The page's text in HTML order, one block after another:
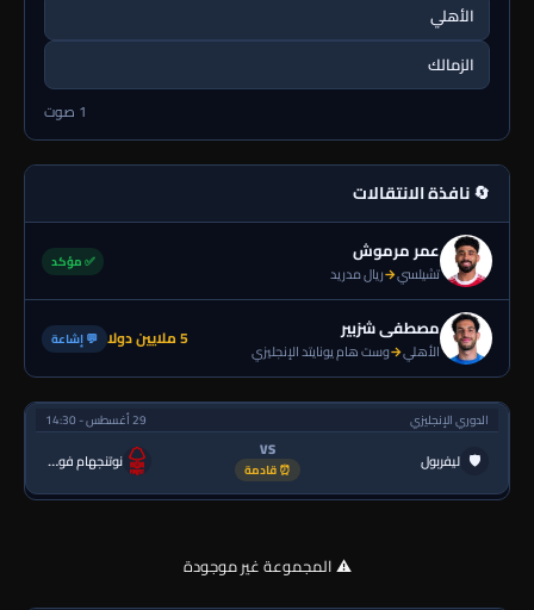
الأهلي
الزمالك
1 صوت
🔄 نافذة الانتقالات
عمر مرموش
تشيلسي→ريال مدريد
✅ مؤكد
مصطفى شزبير
الأهلي→وست هام يونايتد الإنجليزي 5 ملايين دولا 💬 إشاعة
الدوري الإنجليزي 29 أغسطس - 14:30
🛡 ليفربول VS
⏰ قادمة نوتنجهام فورست
⚠️ المجموعة غير موجودة